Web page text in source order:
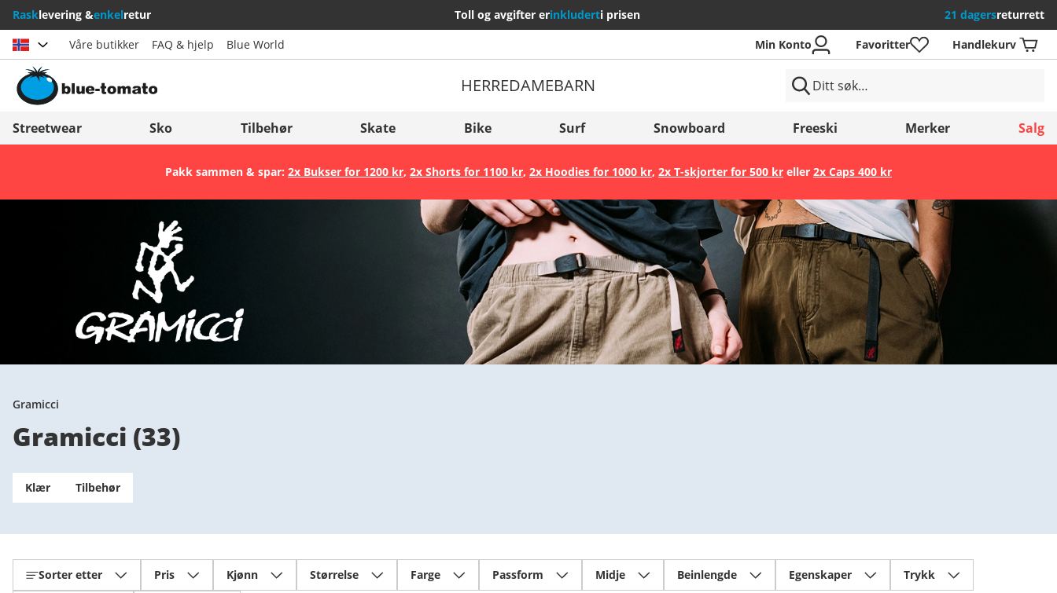
Rasklevering &enkelretur Toll og avgifter erinkluderti prisen 21 dagersreturrett
Velg land
Österreich
Italia (Italiano)
Italien (Deutsch)
Slovenija
België (Nederlands)
Belgique (Français)
Lagre
Våre butikker FAQ & hjelp Blue World Min Konto Favoritter Handlekurv
HERREDAMEBARN
Streetwear Sko Tilbehør Skate Bike Surf Snowboard Freeski Merker Salg
Pakk sammen & spar: 2x Bukser for 1200 kr, 2x Shorts for 1100 kr, 2x Hoodies for 1000 kr, 2x T-skjorter for 500 kreller 2x Caps 400 kr
Gramicci
Gramicci (33)
Klær Tilbehør
Sorter etter Pris Kjønn Størrelse Farge Passform Midje Beinlengde Egenskaper Trykk